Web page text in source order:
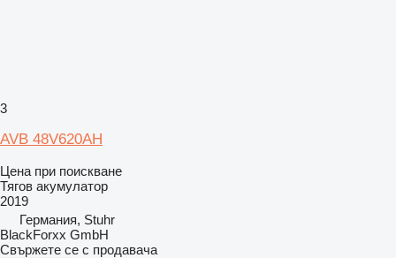
3
AVB 48V620AH
Цена при поискване
Тягов акумулатор
2019
Германия, Stuhr
BlackForxx GmbH
Свържете се с продавача